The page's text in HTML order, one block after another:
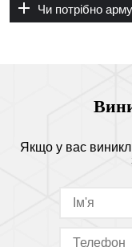
Чи потрібно
Якщо у вас